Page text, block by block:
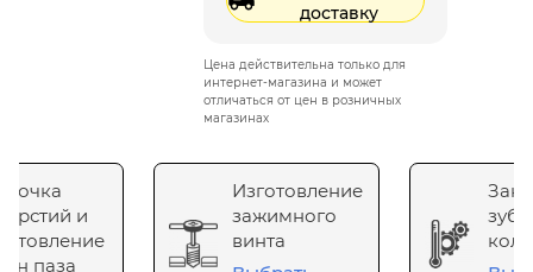
доставку
Цена действительна только для
интернет-магазина и может
отличаться от цен в розничных
магазинах
и
паза
Изготовление
зажимного
винта